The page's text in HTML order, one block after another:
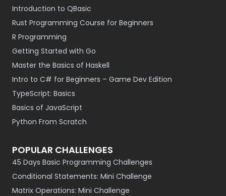
Introduction to QBasic
Rust Programming Course for Beginners
R Programming
Getting Started with Go
Master the Basics of Haskell
Intro to C# for Beginners – Game Dev Edition
TypeScript: Basics
Basics of JavaScript
Python From Scratch
POPULAR CHALLENGES
45 Days Basic Programming Challenges
Conditional Statements: Mini Challenge
Matrix Operations: Mini Challenge